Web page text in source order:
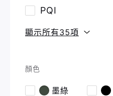
PQI
顯示所有35項
顏色
墨綠